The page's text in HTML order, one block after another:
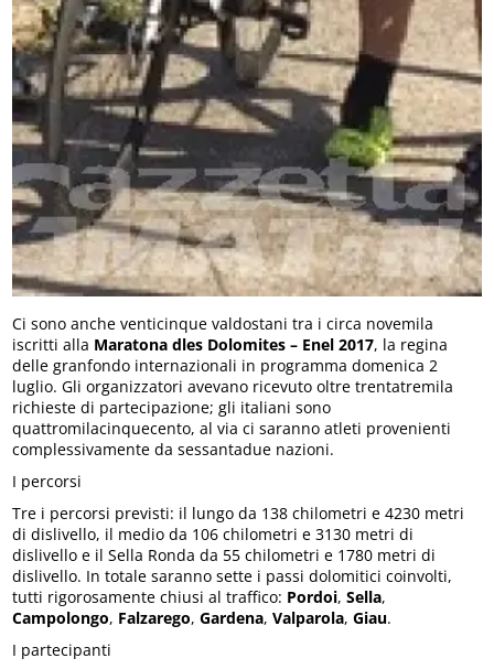
Ci sono anche venticinque valdostani tra i circa novemila
iscritti alla Maratona dles Dolomites – Enel 2017, la regina
delle granfondo internazionali in programma domenica 2
luglio. Gli organizzatori avevano ricevuto oltre trentatremila
richieste di partecipazione; gli italiani sono
quattromilacinquecento, al via ci saranno atleti provenienti
complessivamente da sessantadue nazioni.
I percorsi
Tre i percorsi previsti: il lungo da 138 chilometri e 4230 metri
di dislivello, il medio da 106 chilometri e 3130 metri di
dislivello e il Sella Ronda da 55 chilometri e 1780 metri di
dislivello. In totale saranno sette i passi dolomitici coinvolti,
tutti rigorosamente chiusi al traffico: Pordoi,Sella,
Campolongo, Falzarego,Gardena,Valparola,Giau.
I partecipanti